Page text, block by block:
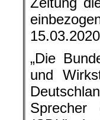
„Die
und
Sprecher
(CDU)